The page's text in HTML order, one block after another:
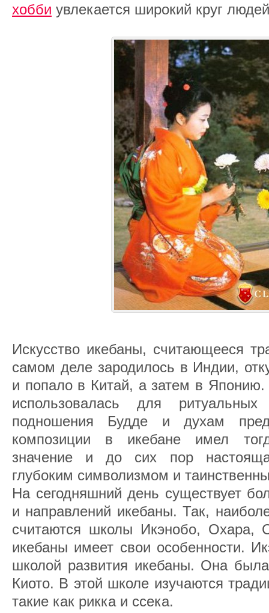
хобби увлекается широкий круг
Искусство икебаны, считающееся
самом деле зародилось в Индии,
и попало в Китай, а затем в Японию.
использовалась для
подношения Будде и духам
композиции в икебане имел
значение и до сих пор
глубоким символизмом и
На сегодняшний день существует
и направлений икебаны. Так,
считаются школы Икэнобо, Охара,
икебаны имеет свои особенности.
школой развития икебаны. Она
Киото. В этой школе изучаются
такие как рикка и ссека.